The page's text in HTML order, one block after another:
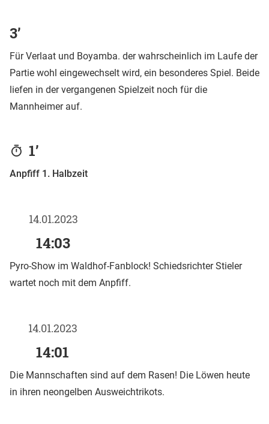
3’
Für Verlaat und Boyamba. der wahrscheinlich im Laufe der
Partie wohl eingewechselt wird, ein besonderes Spiel. Beide
liefen in der vergangenen Spielzeit noch für die
Mannheimer auf.
1’
Anpfiff 1. Halbzeit
14.01.2023
14:03
Pyro-Show im Waldhof-Fanblock! Schiedsrichter Stieler
wartet noch mit dem Anpfiff.
14.01.2023
14:01
Die Mannschaften sind auf dem Rasen! Die Löwen heute
in ihren neongelben Ausweichtrikots.